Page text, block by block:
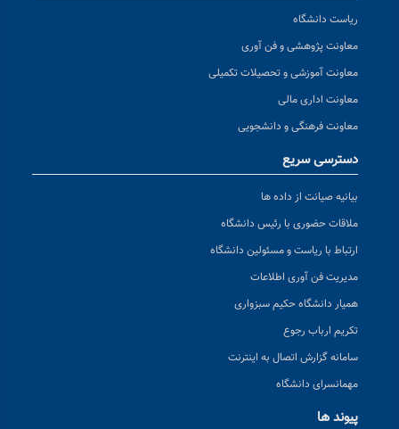
ریاست دانشگاه
معاونت پژوهشی و فن آوری
معاونت آموزشی و تحصیلات تکمیلی
معاونت اداری مالی
معاونت فرهنگی و دانشجویی
دسترسی سریع
بیانیه صیانت از داده ها
ملاقات حضوری با رئیس دانشگاه
ارتباط با ریاست و مسئولین دانشگاه
مدیریت فن آوری اطلاعات
همیار دانشگاه حکیم سبزواری
تکریم ارباب رجوع
سامانه گزارش اتصال به اینترنت
مهمانسرای دانشگاه
پیوند ها